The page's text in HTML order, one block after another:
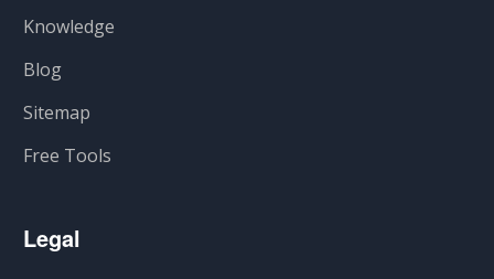
Knowledge
Blog
Sitemap
Free Tools
Legal